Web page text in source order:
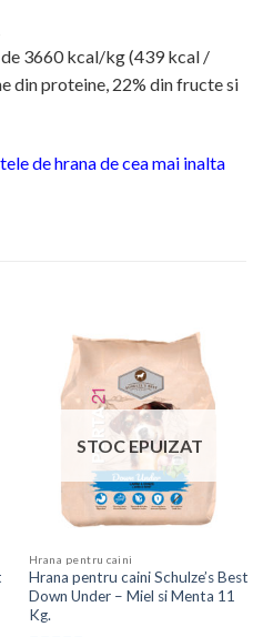
3660 kcal/kg (439 kcal /
din proteine, 22% din fructe si
de hrana de cea mai inalta
STOC EPUIZAT
Hrana pentru caini
Hrana pentru caini Schulze’s Best
Down Under – Miel si Menta 11
Kg.